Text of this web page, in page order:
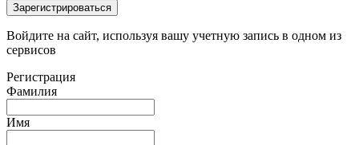
Зарегистрироваться
Войдите на сайт, используя вашу учетную запись в одном из
сервисов
Регистрация
Фамилия
Имя